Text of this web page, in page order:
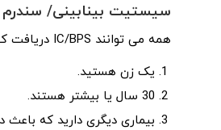
سیستیت بینابینی/ سندرم
همه می توانند IC/BPS دریافت کنند. با این حال، ممکن است در معرض خطر بیشتری باشید اگر:
یک زن هستید.
30 سال یا بیشتر هستند.
بیماری دیگری دارید که